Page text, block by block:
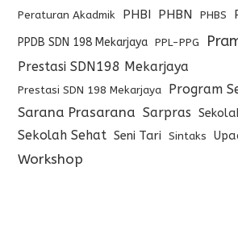
Peraturan Akadmik PHBI PHBN PHBS
PPDB SDN 198 Mekarjaya PPL-PPG
Prestasi SDN198 Mekarjaya
Prestasi SDN 198 Mekarjaya
Program
Sarana Prasarana Sarpras
Sekolah Sehat Seni Tari Sintaks
Workshop